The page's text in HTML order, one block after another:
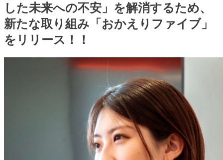
した未来への不安」 を解消するため、
新たな取り組み「おかえりファイブ」
をリリース！！